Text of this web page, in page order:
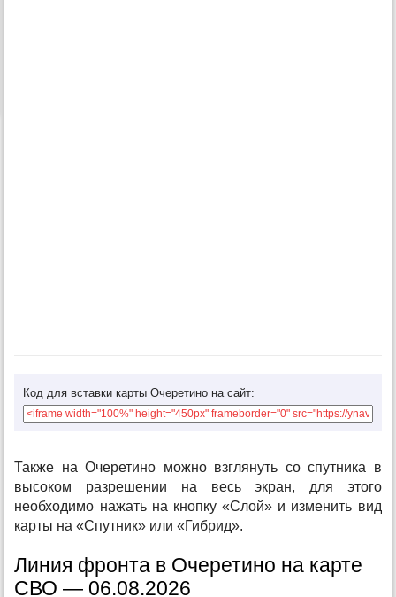
Код для вставки карты Очеретино на сайт:
Также на Очеретино можно взглянуть со спутника в
высоком разрешении на весь экран, для этого
необходимо нажать на кнопку «Слой» и изменить вид
карты на «Спутник» или «Гибрид».
Линия фронта в Очеретино на карте
СВО — 06.08.2026